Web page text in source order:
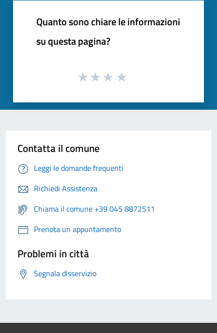
Quanto sono chiare le informazioni
su questa pagina?
Contatta il comune
Leggi le domande frequenti
Richiedi Assistenza
Chiama il comune +39 045 8872511
Prenota un appuntamento
Problemi in città
Segnala disservizio